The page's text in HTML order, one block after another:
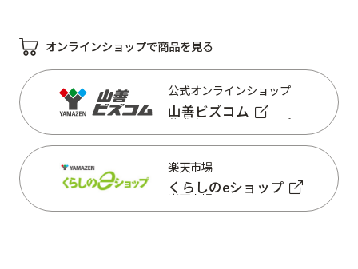
オンラインショップで商品を見る
公式オンラインショップ
山善ビズコム
山善ビズコム
楽天市場
くらしのeショップ